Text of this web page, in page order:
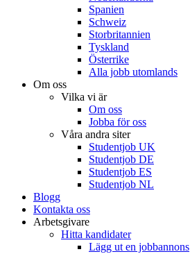
Spanien
Schweiz
Storbritannien
Tyskland
Österrike
Alla jobb utomlands
Om oss
Vilka vi är
Om oss
Jobba för oss
Våra andra siter
Studentjob UK
Studentjob DE
Studentjob ES
Studentjob NL
Blogg
Kontakta oss
Arbetsgivare
Hitta kandidater
Lägg ut en jobbannons